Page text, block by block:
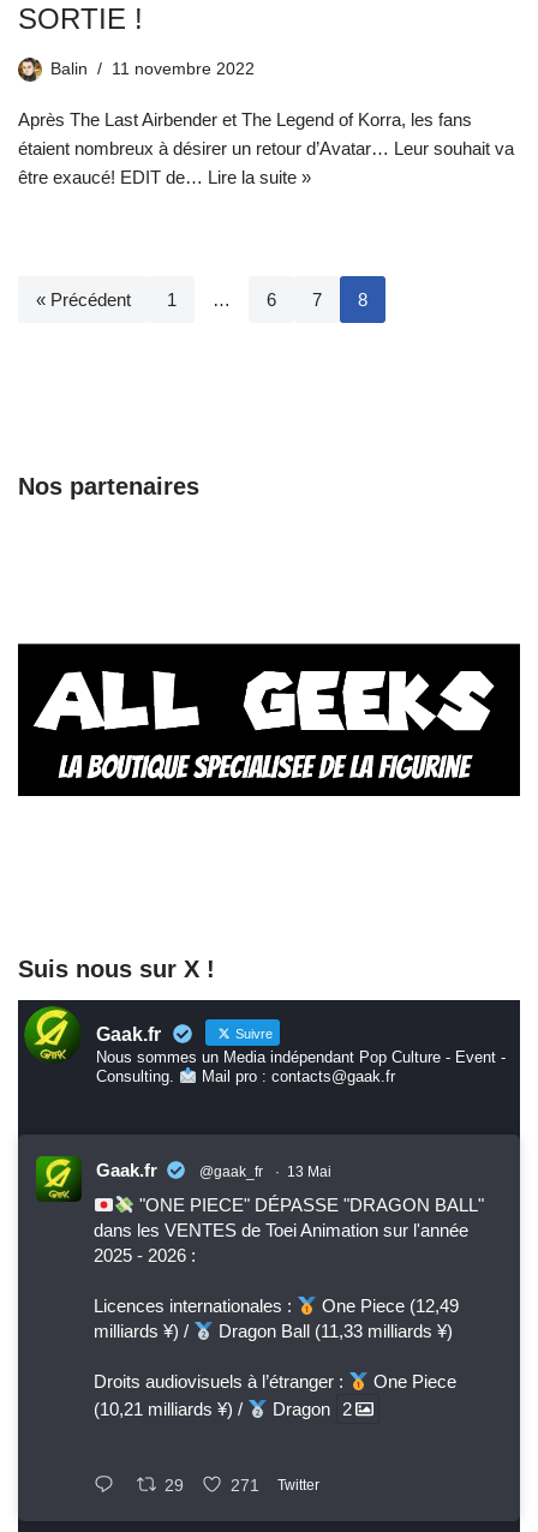
SORTIE !
Balin 11 novembre 2022
Après The Last Airbender et The Legend of Korra, les fans
étaient nombreux à désirer un retour d’Avatar… Leur souhait va
être exaucé! EDIT de… Lire la suite »
« Précédent 1 … 6 7 8
Nos partenaires
Suis nous sur X !
Gaak.fr Suivre
Nous sommes un Media indépendant Pop Culture - Event -
Consulting.
Mail pro : contacts@gaak.fr
Gaak.fr @gaak_fr · 13 Mai
"ONE PIECE" DÉPASSE "DRAGON BALL"
dans les VENTES de Toei Animation sur l'année
2025 - 2026 :
Licences internationales :
One Piece (12,49
milliards ¥) /
Dragon Ball (11,33 milliards ¥)
Droits audiovisuels à l’étranger :
One Piece
(10,21 milliards ¥) /
Dragon 2
29 271 Twitter